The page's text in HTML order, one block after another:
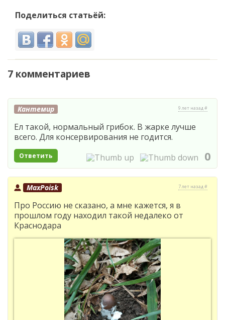
Поделиться статьёй:
7 комментариев
Кантемир 9 лет назад #
Ел такой, нормальный грибок. В жарке лучше
всего. Для консервирования не годится.
Ответить 0
MaxPoisk 7 лет назад #
Про Россию не сказано, а мне кажется, я в
прошлом году находил такой недалеко от
Краснодара